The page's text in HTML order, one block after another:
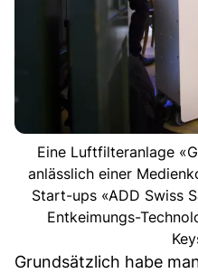
Eine Luftfilteranlage
anlässlich einer
Start-ups «ADD Swiss
Entkeimungs-
Grundsätzlich habe